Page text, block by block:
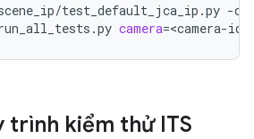
test_default_jca_ip.py -c
camera=<camera-id>
trình kiểm thử ITS